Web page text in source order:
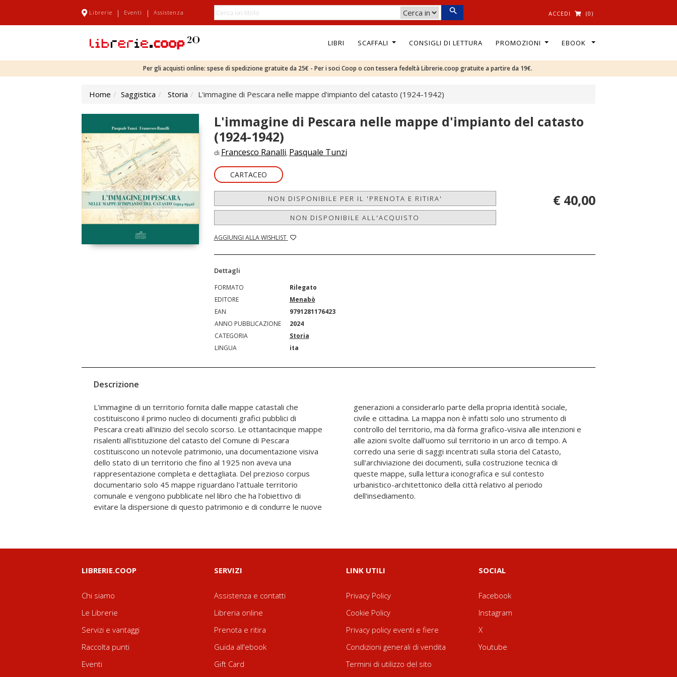
Librerie | Eventi | Assistenza ACCEDI (0)
LIBRI SCAFFALI CONSIGLI DI LETTURA PROMOZIONI EBOOK
Per gli acquisti online: spese di spedizione gratuite da 25€ - Per i soci Coop o con tessera fedeltà Librerie.coop gratuite a partire da 19€.
Home Saggistica Storia L'immagine di Pescara nelle mappe d'impianto del catasto (1924-1942)
L'immagine di Pescara nelle mappe d'impianto del catasto
(1924-1942)
di Francesco Ranalli, Pasquale Tunzi
CARTACEO
NON DISPONIBILE PER IL 'PRENOTA E RITIRA'
NON DISPONIBILE ALL'ACQUISTO
AGGIUNGI ALLA WISHLIST
€ 40,00
Dettagli
FORMATO
Rilegato
EDITORE
Menabò
EAN
9791281176423
ANNO PUBBLICAZIONE
2024
CATEGORIA
Storia
LINGUA
ita
Descrizione
L'immagine di un territorio fornita dalle mappe catastali che
costituiscono il primo nucleo di documenti grafici pubblici di
Pescara creati all'inizio del secolo scorso. Le ottantacinque mappe
risalenti all'istituzione del catasto del Comune di Pescara
costituiscono un notevole patrimonio, una documentazione visiva
dello stato di un territorio che fino al 1925 non aveva una
rappresentazione completa e dettagliata. Del prezioso corpus
documentario solo 45 mappe riguardano l'attuale territorio
comunale e vengono pubblicate nel libro che ha l'obiettivo di
evitare la dispersione di questo patrimonio e di condurre le nuove
generazioni a considerarlo parte della propria identità sociale,
civile e cittadina. La mappa non è infatti solo uno strumento di
controllo del territorio, ma dà forma grafico-visiva alle intenzioni e
alle azioni svolte dall'uomo sul territorio in un arco di tempo. A
corredo una serie di saggi incentrati sulla storia del Catasto,
sull'archiviazione dei documenti, sulla costruzione tecnica di
queste mappe, sulla lettura iconografica e sul contesto
urbanistico-architettonico della città relativo al periodo
dell'insediamento.
LIBRERIE.COOP
Chi siamo
Le Librerie
Servizi e vantaggi
Raccolta punti
Eventi
SERVIZI
Assistenza e contatti
Libreria online
Prenota e ritira
Guida all'ebook
Gift Card
LINK UTILI
Privacy Policy
Cookie Policy
Privacy policy eventi e fiere
Condizioni generali di vendita
Termini di utilizzo del sito
SOCIAL
Facebook
Instagram
X
Youtube